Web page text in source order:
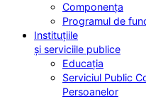
Componența
Programul de
Instituțiile
și serviciile publice
Educația
Serviciul Public
Persoanelor